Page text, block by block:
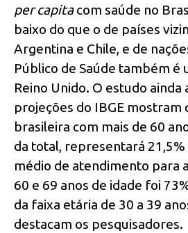
per capitacom saúde no
baixo do que o de países
Argentina e Chile, e de
Público de Saúde também é
Reino Unido. O estudo ainda
projeções do IBGE mostram
brasileira com mais de 60
da total, representará
médio de atendimento para
60 e 69 anos de idade foi
da faixa etária de 30 a 39
destacam os pesquisadores.